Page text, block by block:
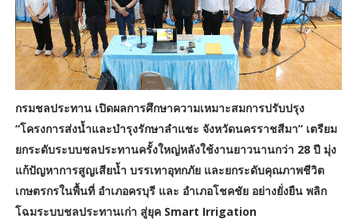
กรมชลประทาน เปิดผลการศึกษาความเหมาะสมการปรับปรุง
“โครงการส่งน้ำและบำรุงรักษาลำแชะ จังหวัดนครราชสีมา” เตรียม
ยกระดับระบบชลประทานครั้งใหญ่หลังใช้งานยาวนานกว่า 28 ปี มุ่ง
แก้ปัญหาการสูญเสียน้ำ บรรเทาอุทกภัย และยกระดับคุณภาพชีวิต
เกษตรกรในพื้นที่ อำเภอครบุรี และ อำเภอโชคชัย อย่างยั่งยืน พลิก
โฉมระบบชลประทานเก่า สู่ยุค Smart Irrigation